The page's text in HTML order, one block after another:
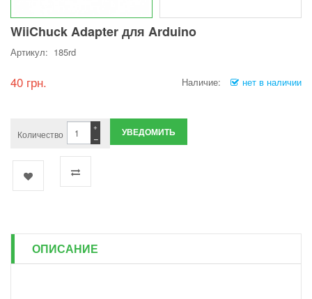
WiiChuck Adapter для Arduino
Артикул: 185rd
40 грн. Наличие: нет в наличии
Количество −
+ УВЕДОМИТЬ
ОПИСАНИЕ